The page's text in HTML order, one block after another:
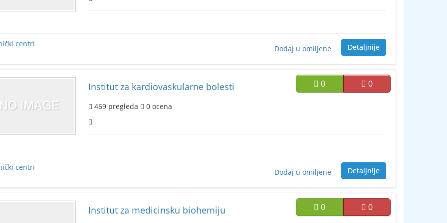
Detaljnije
Dodaj u omiljene
centri
0 0
Institut za kardiovaskularne bolesti
469pregleda 0ocena
Detaljnije
Dodaj u omiljene
centri
0 0
Institut za medicinsku biohemiju